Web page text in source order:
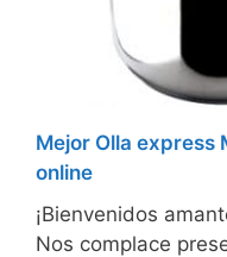
Mejor Olla express
online
¡Bienvenidos
Nos complace